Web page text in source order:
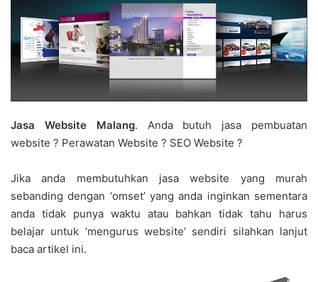
Jasa Website Malang. Anda butuh jasa pembuatan
website ? Perawatan Website ? SEO Website ?
Jika anda membutuhkan jasa website yang murah
sebanding dengan ‘omset’ yang anda inginkan sementara
anda tidak punya waktu atau bahkan tidak tahu harus
belajar untuk ‘mengurus website’ sendiri silahkan lanjut
baca artikel ini.